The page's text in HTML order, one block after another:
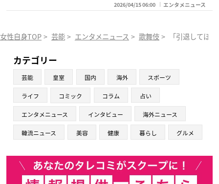
2026/04/15 06:00 エンタメニュース
女性自身TOP > 芸能 > エンタメニュース > 歌舞伎 > 「引退してほ
カテゴリー
芸能 皇室 国内 海外 スポーツ
ライフ コミック コラム 占い
エンタメニュース インタビュー 海外ニュース
韓流ニュース 美容 健康 暮らし グルメ